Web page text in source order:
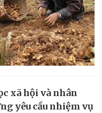
xã hội và nhân
yêu cầu nhiệm vụ